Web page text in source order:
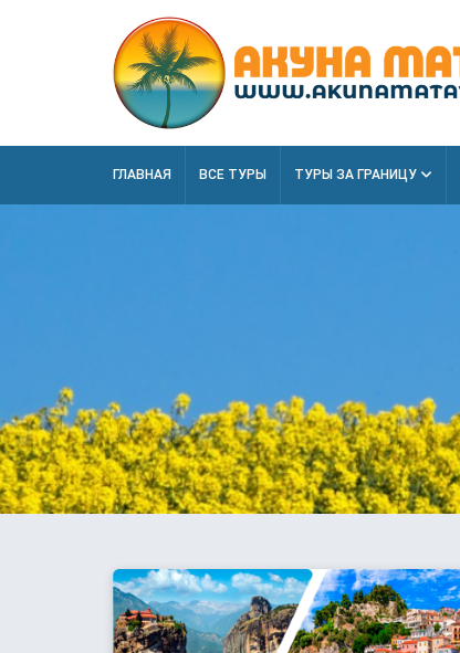
ГЛАВНАЯ ВСЕ ТУРЫ ТУРЫ ЗА ГРАНИЦУ